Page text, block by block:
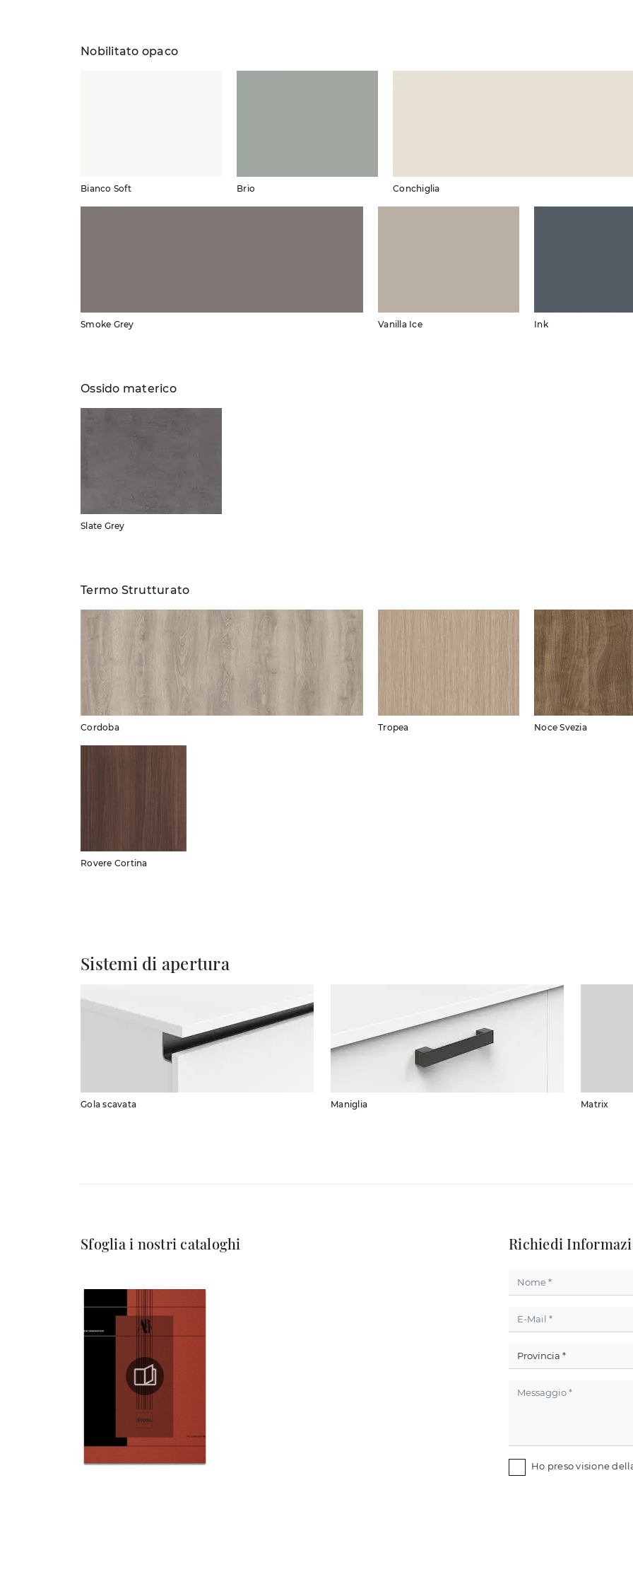
Nobilitato opaco
Bianco Soft Brio Conchiglia
Smoke Grey Vanilla Ice Ink
Ossido materico
Slate Grey
Termo Strutturato
Cordoba Tropea Noce Svezia
Rovere Cortina
Sistemi di apertura
Gola scavata Maniglia Matrix
Sfoglia i nostri cataloghi Richiedi
Ho preso visione